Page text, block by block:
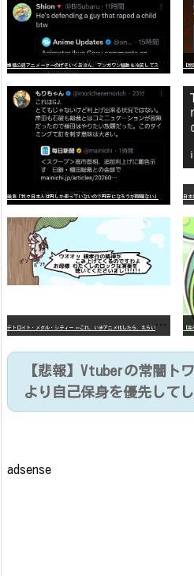
【
識者「我々日本人は円しか使っていないので円安になろうが問題ない」 日本
デ
トロイト・メタル・シティー ⇐これ、いまアニメ化したら、えらいことになってたよな？ 【
【悲報】Vtuberの常闇ト
より自己保身を優先して
adsense